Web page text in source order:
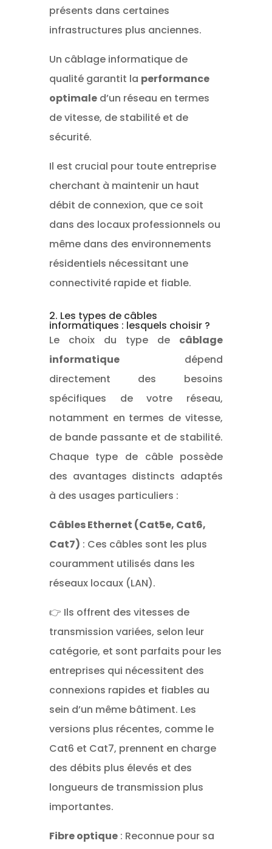
présents dans certaines
infrastructures plus anciennes.
Un câblage informatique de
qualité garantit la performance
optimaled’un réseau en termes
de vitesse, de stabilité et de
sécurité.
Il est crucial pour toute entreprise
cherchant à maintenir un haut
débit de connexion, que ce soit
dans des locaux professionnels ou
même dans des environnements
résidentiels nécessitant une
connectivité rapide et fiable.
2. Les types de câbles
informatiques : lesquels choisir ?
Le choix du type de câblage
informatiquedépend
directement des besoins
spécifiques de votre réseau,
notamment en termes de vitesse,
de bande passante et de stabilité.
Chaque type de câble possède
des avantages distincts adaptés
à des usages particuliers :
Câbles Ethernet (Cat5e, Cat6,
Cat7) : Ces câbles sont les plus
couramment utilisés dans les
réseaux locaux (LAN).
👉 Ils offrent des vitesses de
transmission variées, selon leur
catégorie, et sont parfaits pour les
entreprises qui nécessitent des
connexions rapides et fiables au
sein d’un même bâtiment. Les
versions plus récentes, comme le
Cat6 et Cat7, prennent en charge
des débits plus élevés et des
longueurs de transmission plus
importantes.
Fibre optique: Reconnue pour sa